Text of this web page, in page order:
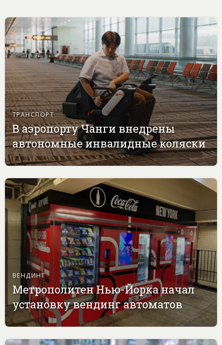
ТРАНСПОРТ
В аэропорту Чанги внедрены
автономные инвалидные коляски
ВЕНДИНГ
Метрополитен Нью-Йорка начал
установку вендинг автоматов